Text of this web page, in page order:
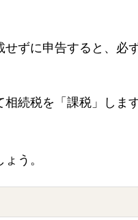
せずに申告すると、必
続税を「課税」しま
う。